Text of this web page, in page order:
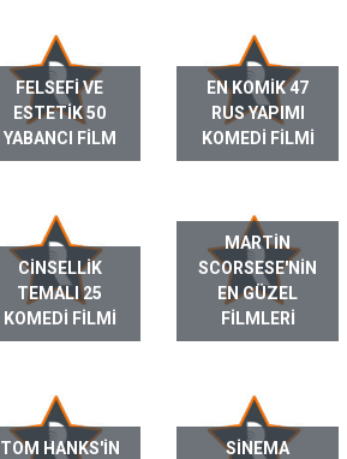
FELSEFI VE
ESTETIK 50
YABANCI FILM
EN KOMIK 47
RUS YAPIMI
KOMEDI FILMI
CINSELLIK
TEMALI 25
KOMEDI FILMI
MARTIN
SCORSESE'NIN
EN GÜZEL
FILMLERI
TOM HANKS'IN
SINEMA